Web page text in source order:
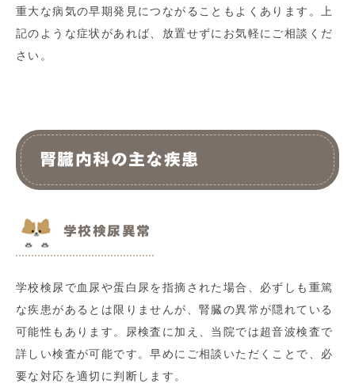
重大な病気の早期発見につながることもよくあります。上
記のような症状があれば、放置せずにお気軽にご相談くだ
さい。
腎臓内科の主な疾患
学校検尿異常
学校検尿で血尿や蛋白尿を指摘された場合、必ずしも重篤
な疾患があるとは限りませんが、腎臓の異常が隠れている
可能性もあります。尿検査に加え、当院では超音波検査で
詳しい検査が可能です。早めにご相談いただくことで、必
要な対応を適切に判断します。